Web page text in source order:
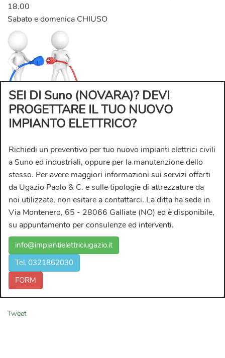
18.00
Sabato e domenica CHIUSO
SEI DI Suno (NOVARA)? DEVI
PROGETTARE IL TUO NUOVO
IMPIANTO ELETTRICO?
Richiedi un preventivo per tuo nuovo impianti elettrici civili
a Suno ed industriali, oppure per la manutenzione dello
stesso. Per avere maggiori informazioni sui servizi offerti
da Ugazio Paolo & C. e sulle tipologie di attrezzature da
noi utilizzate, non esitare a contattarci. La ditta ha sede in
Via Montenero, 65 - 28066 Galliate (NO) ed è disponibile,
su appuntamento per consulenze ed interventi.
info@impiantielettriciugazio.it
Tel. 0321862030
FORM
Tweet